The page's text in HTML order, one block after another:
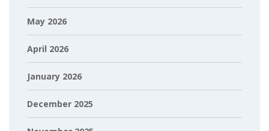
May 2026
April 2026
January 2026
December 2025